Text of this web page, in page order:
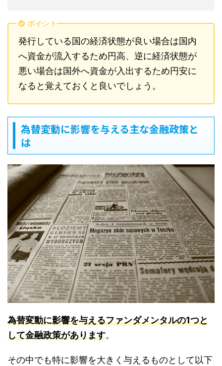
ポイント
発行している国の経済状態が良い場合は国内
へ資金が流入するため円高、逆に経済状態が
悪い場合は国外へ資金が入出するため円安に
なると覚えておくと良いでしょう。
為替変動に影響を与える主な金融政策と
は
為替変動に影響を与えるファンダメンタルの1つと
して金融政策があります。
その中でも特に影響を大きく与えるものとして以下